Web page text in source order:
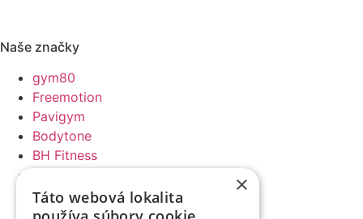
Naše značky
gym80
Freemotion
Pavigym
Bodytone
BH Fitness
Sveltus
Gungnir
×
Táto webová lokalita